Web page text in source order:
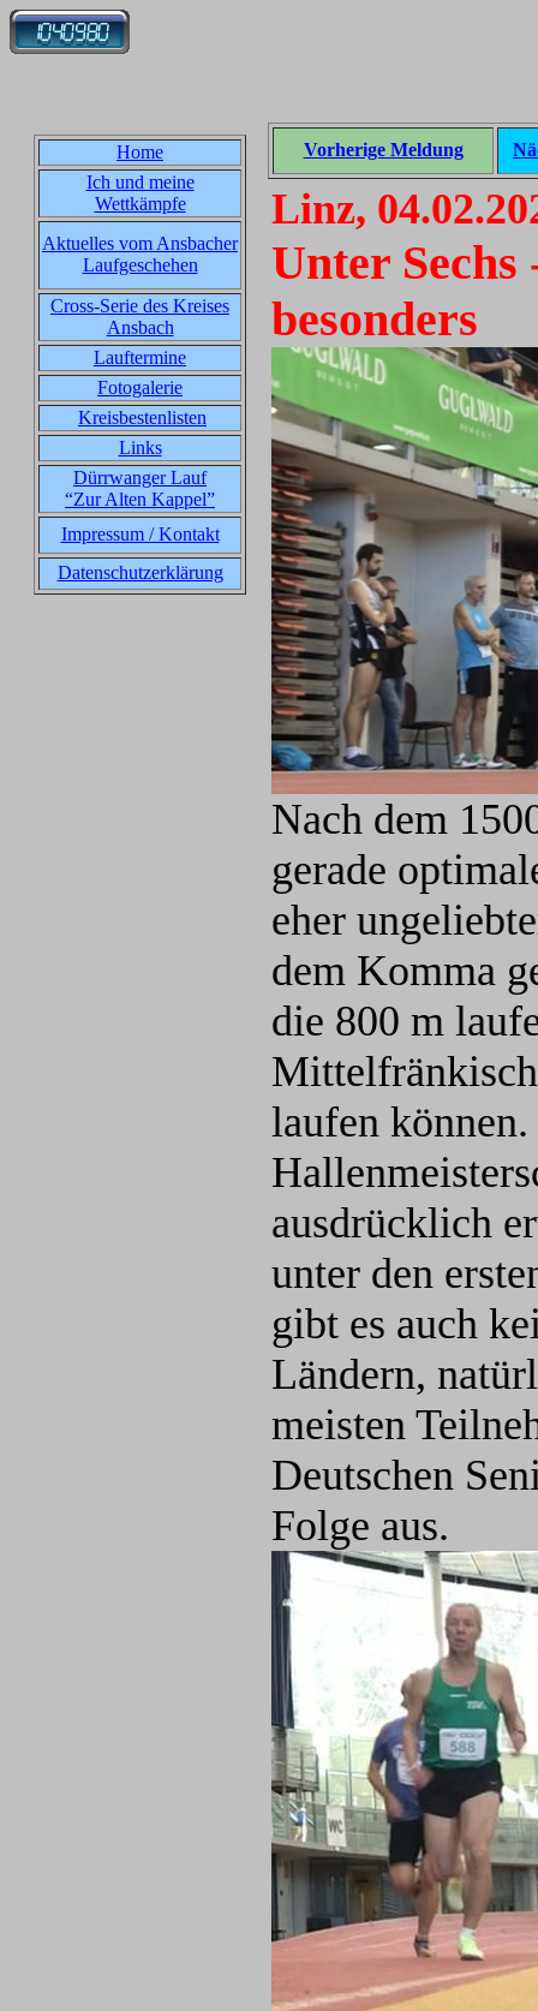
Home
Ich und meine
Wettkämpfe
Aktuelles vom Ansbacher
Laufgeschehen
Cross-Serie des Kreises
Ansbach
Lauftermine
Fotogalerie
Kreisbestenlisten
Links
Dürrwanger Lauf
“Zur Alten Kappel”
Impressum / Kontakt
Datenschutzerklärung
Vorherige Meldung
Linz,
Unter
besonders
Nach dem
gerade
eher
dem Komma
die 800 m
laufen
ausdrücklich
unter den
gibt es auch
Ländern,
meisten
Deutschen
Folge aus.